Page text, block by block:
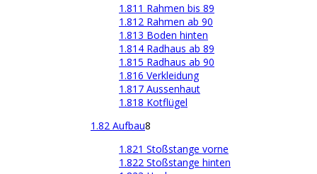
1.811 Rahmen bis 89
1.812 Rahmen ab 90
1.813 Boden hinten
1.814 Radhaus ab 89
1.815 Radhaus ab 90
1.816 Verkleidung
1.817 Aussenhaut
1.818 Kotflügel
1.82 Aufbau8
1.821 Stoßstange vorne
1.822 Stoßstange hinten